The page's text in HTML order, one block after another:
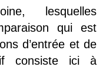
lesquelles
qui est
d’entrée et de
consiste ici à